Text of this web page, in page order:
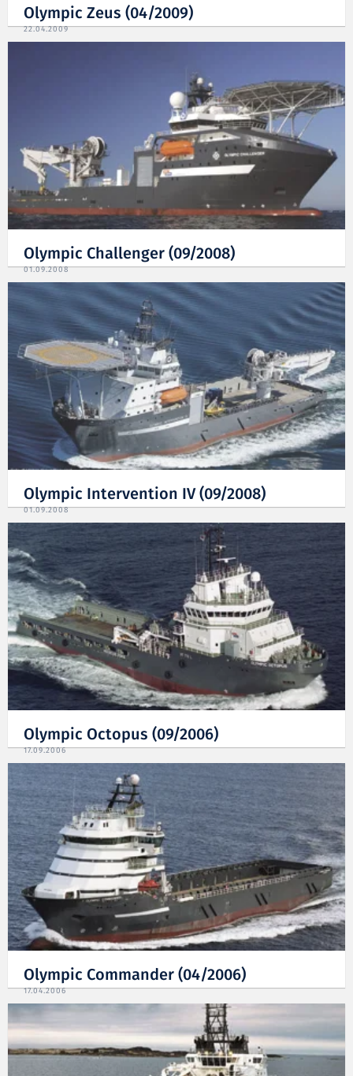
Olympic Zeus (04/2009)
22.04.2009
Olympic Challenger (09/2008)
01.09.2008
Olympic Intervention IV (09/2008)
01.09.2008
Olympic Octopus (09/2006)
17.09.2006
Olympic Commander (04/2006)
17.04.2006